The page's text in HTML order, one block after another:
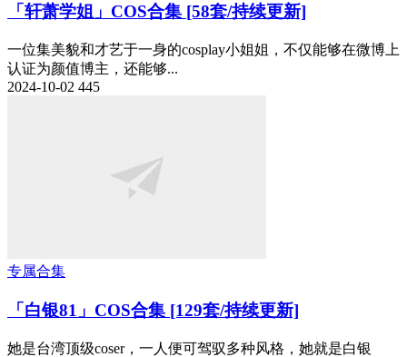
「轩萧学姐」COS合集 [58套/持续更新]
一位集美貌和才艺于一身的cosplay小姐姐，不仅能够在微博上
认证为颜值博主，还能够...
2024-10-02 445
专属合集
「白银81」COS合集 [129套/持续更新]
她是台湾顶级coser，一人便可驾驭多种风格，她就是白银